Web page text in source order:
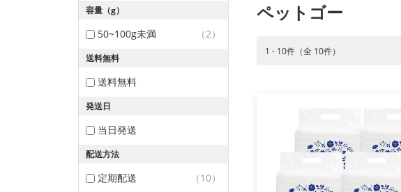
容量（g）
50~100g未満 （2）
送料無料
送料無料
発送日
当日発送
配送方法
定期配送 （10）
ペットゴー
1 - 10件（全 10件）